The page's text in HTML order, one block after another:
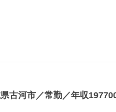
古河市／常勤／年収